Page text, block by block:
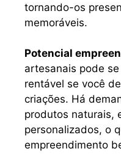
tornando-os
memoráveis.
Potencial
artesanais pode
rentável se você
criações. Há
produtos naturais,
personalizados, o
empreendimento